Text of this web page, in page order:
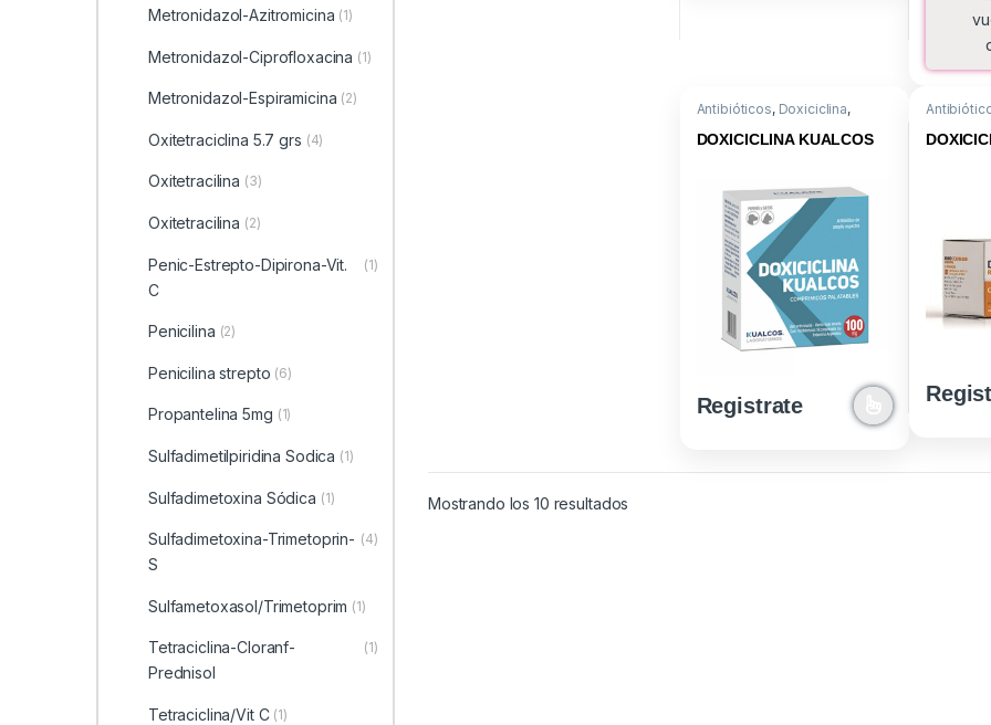
Antibióticos, Doxiciclina,
Medicamentos
DOXICICLINA KUALCOS
Registrate
Mostrando los 10 resultados
Metronidazol-Azitromicina (1)
Metronidazol-Ciprofloxacina (1)
Metronidazol-Espiramicina (2)
Oxitetraciclina 5.7 grs (4)
Oxitetracilina (3)
Oxitetracilina (2)
Penic-Estrepto-Dipirona-Vit.
C
(1)
Penicilina (2)
Penicilina strepto (6)
Propantelina 5mg (1)
Sulfadimetilpiridina Sodica (1)
Sulfadimetoxina Sódica (1)
Sulfadimetoxina-Trimetoprin-
S
(4)
Sulfametoxasol/Trimetoprim (1)
Tetraciclina-Cloranf-
Prednisol
(1)
Tetraciclina/Vit C (1)